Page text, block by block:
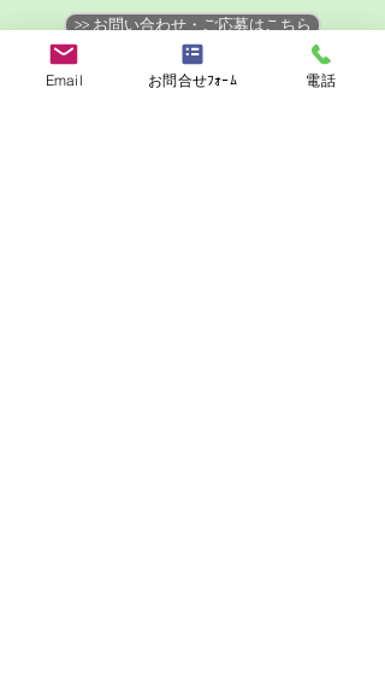
>> お問い合わせ・ご応募はこちら
>> 他の求人を見る
Email お問合せﾌｫｰﾑ 電話